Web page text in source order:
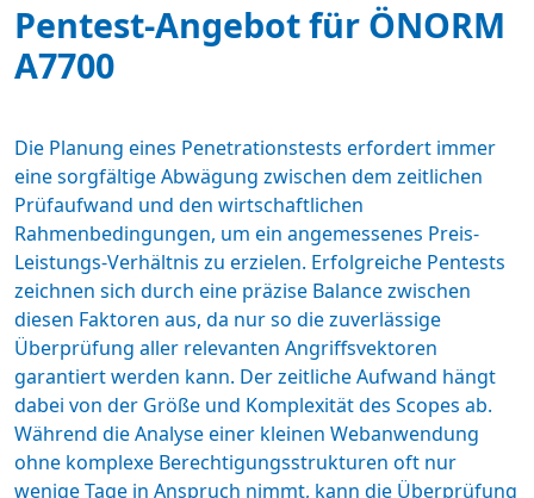
Pentest-Angebot für ÖNORM
A7700
Die Planung eines Penetrationstests erfordert immer
eine sorgfältige Abwägung zwischen dem zeitlichen
Prüfaufwand und den wirtschaftlichen
Rahmenbedingungen, um ein angemessenes Preis-
Leistungs-Verhältnis zu erzielen. Erfolgreiche Pentests
zeichnen sich durch eine präzise Balance zwischen
diesen Faktoren aus, da nur so die zuverlässige
Überprüfung aller relevanten Angriffsvektoren
garantiert werden kann. Der zeitliche Aufwand hängt
dabei von der Größe und Komplexität des Scopes ab.
Während die Analyse einer kleinen Webanwendung
ohne komplexe Berechtigungsstrukturen oft nur
wenige Tage in Anspruch nimmt, kann die Überprüfung